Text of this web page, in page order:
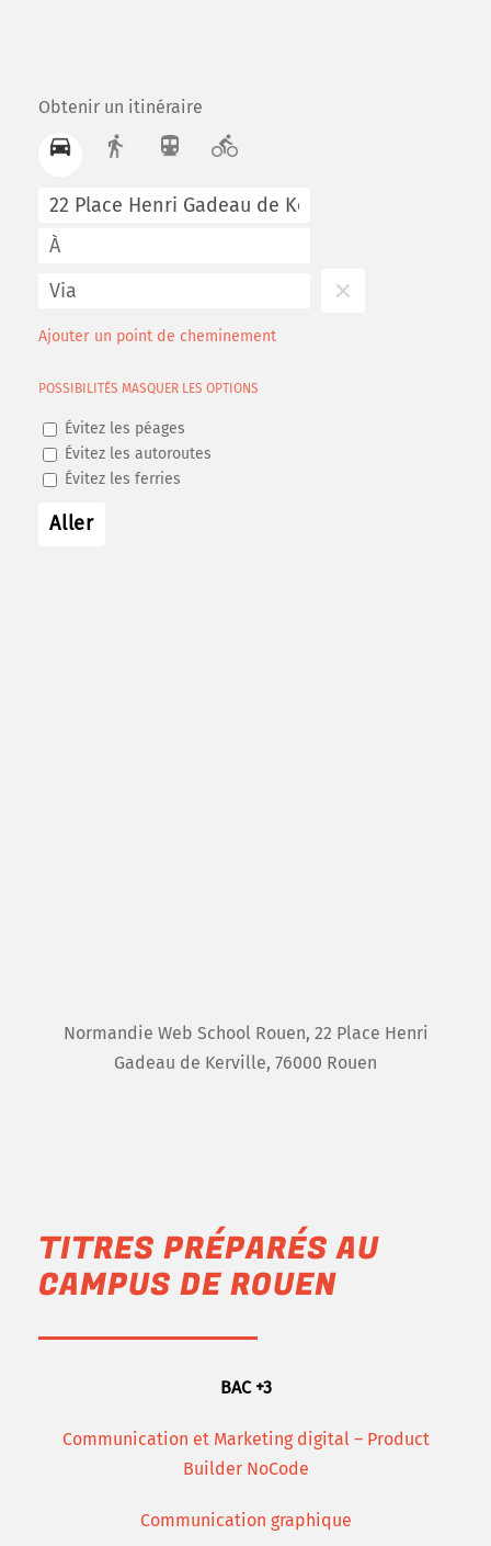
Obtenir un itinéraire
Ajouter un point de cheminement
POSSIBILITÉS MASQUER LES OPTIONS
Évitez les péages
Évitez les autoroutes
Évitez les ferries
Normandie Web School Rouen, 22 Place Henri
Gadeau de Kerville, 76000 Rouen
TITRES PRÉPARÉS AU
CAMPUS DE ROUEN
BAC +3
Communication et Marketing digital – Product
Builder NoCode
Communication graphique